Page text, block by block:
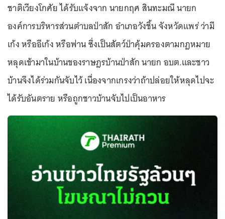
ชาติเวียงโกศัย ได้รับแจ้งจาก นายกฤศ สินทะมณี นายก
องค์การบริหารส่วนตำบลป่าสัก อำเภอวังชิ้น จังหวัดแพร่ ว่ามี
เก้ง หรืออีเก้ง หรือฟาน ซึ่งเป็นสัตว์ป่าคุ้มครองตามกฎหมาย
หลุดเข้ามาในบ้านของราษฎรบ้านป่าสัก นายก อบต.และชาว
บ้านจึงได้ร่วมกันจับไว้ เนื่องจากเกรงว่าถ้าปล่อยให้หลุดไปจะ
ได้รับอันตราย หรือถูกชาวบ้านจับไปเป็นอาหาร